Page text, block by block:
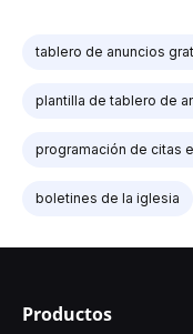
tablero de anuncios
plantilla de tablero de
programación de citas
boletines de la iglesia
Productos